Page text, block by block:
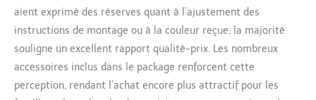
canne, offrant beaucoup
de place pour s'étirer et
promenades. Le
rembourrage doux
fournit un soutien doux
aient exprimé des réserves quant à l’ajustement des
instructions de montage ou à la couleur reçue, la majorité
souligne un excellent rapport qualité-prix. Les nombreux
accessoires inclus dans le package renforcent cette
perception, rendant l’achat encore plus attractif pour les